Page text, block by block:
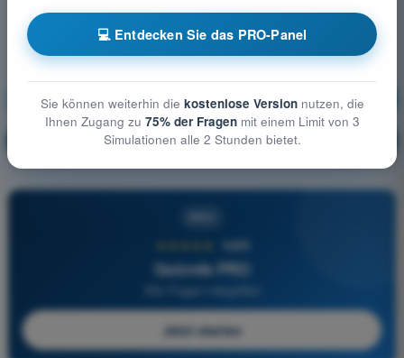
Betriebliche Verfahren Ausbildung!
🔒 PRO Erläuterung der Frage
4,6/5
Quizvds PRO
Alle Fragen inbegriffen
Jetzt starten
💻 Entdecken Sie das PRO-Panel
Sie können weiterhin die kostenlose Versionnutzen, die
Ihnen Zugang zu 75% der Fragenmit einem Limit von 3
Simulationen alle 2 Stunden bietet.